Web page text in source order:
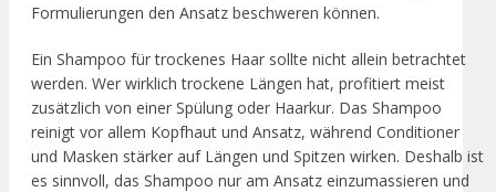
Formulierungen den Ansatz beschweren können.
Ein Shampoo für trockenes Haar sollte nicht allein betrachtet
werden. Wer wirklich trockene Längen hat, profitiert meist
zusätzlich von einer Spülung oder Haarkur. Das Shampoo
reinigt vor allem Kopfhaut und Ansatz, während Conditioner
und Masken stärker auf Längen und Spitzen wirken. Deshalb ist
es sinnvoll, das Shampoo nur am Ansatz einzumassieren und